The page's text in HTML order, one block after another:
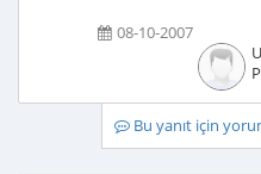
08-10-2007
Bu yanıt için